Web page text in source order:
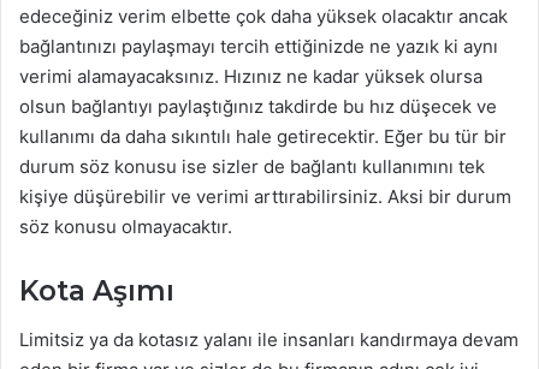
edeceğiniz verim elbette çok daha yüksek olacaktır ancak
bağlantınızı paylaşmayı tercih ettiğinizde ne yazık ki aynı
verimi alamayacaksınız. Hızınız ne kadar yüksek olursa
olsun bağlantıyı paylaştığınız takdirde bu hız düşecek ve
kullanımı da daha sıkıntılı hale getirecektir. Eğer bu tür bir
durum söz konusu ise sizler de bağlantı kullanımını tek
kişiye düşürebilir ve verimi arttırabilirsiniz. Aksi bir durum
söz konusu olmayacaktır.
Kota Aşımı
Limitsiz ya da kotasız yalanı ile insanları kandırmaya devam